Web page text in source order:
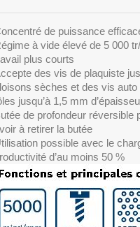
de puissance
à vide élevé de 5 000
plus courts
des vis de plaquiste
sèches et des vis
jusqu’à 1,5 mm
de profondeur réversible
à retirer la butée
possible avec le
d’au moins 50 %